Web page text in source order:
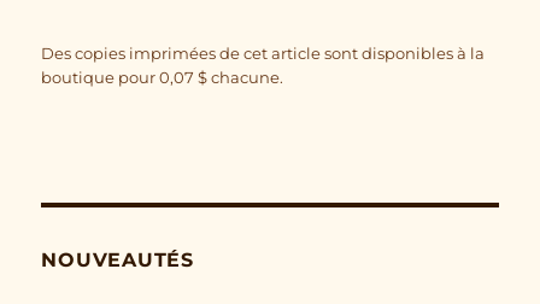
Des copies imprimées de cet article sont disponibles à la
boutique pour0,07$chacune.
NOUVEAUTÉS